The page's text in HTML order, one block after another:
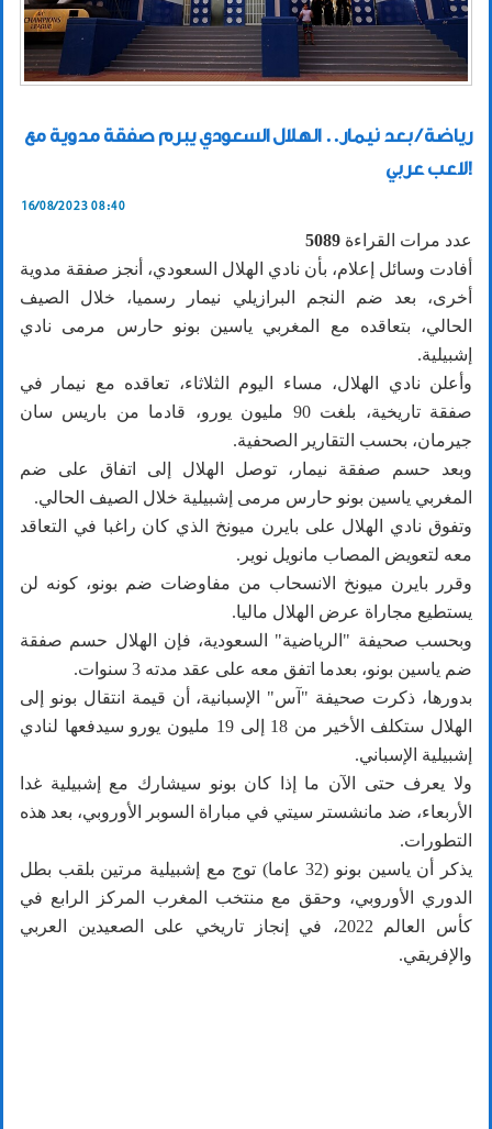
رياضة / بعد نيمار.. الهلال السعودي يبرم صفقة مدوية مع
لاعب عربي!
16/08/2023 08:40
عدد مرات القراءة 5089
أفادت وسائل إعلام، بأن نادي الهلال السعودي، أنجز صفقة مدوية
أخرى، بعد ضم النجم البرازيلي نيمار رسميا، خلال الصيف
الحالي، بتعاقده مع المغربي ياسين بونو حارس مرمى نادي
إشبيلية.
وأعلن نادي الهلال، مساء اليوم الثلاثاء، تعاقده مع نيمار في
صفقة تاريخية، بلغت 90 مليون يورو، قادما من باريس سان
جيرمان، بحسب التقارير الصحفية.
وبعد حسم صفقة نيمار، توصل الهلال إلى اتفاق على ضم
المغربي ياسين بونو حارس مرمى إشبيلية خلال الصيف الحالي.
وتفوق نادي الهلال على بايرن ميونخ الذي كان راغبا في التعاقد
معه لتعويض المصاب مانويل نوير.
وقرر بايرن ميونخ الانسحاب من مفاوضات ضم بونو، كونه لن
يستطيع مجاراة عرض الهلال ماليا.
وبحسب صحيفة "الرياضية" السعودية، فإن الهلال حسم صفقة
ضم ياسين بونو، بعدما اتفق معه على عقد مدته 3 سنوات.
بدورها، ذكرت صحيفة "آس" الإسبانية، أن قيمة انتقال بونو إلى
الهلال ستكلف الأخير من 18 إلى 19 مليون يورو سيدفعها لنادي
إشبيلية الإسباني.
ولا يعرف حتى الآن ما إذا كان بونو سيشارك مع إشبيلية غدا
الأربعاء، ضد مانشستر سيتي في مباراة السوبر الأوروبي، بعد هذه
التطورات.
يذكر أن ياسين بونو (32 عاما) توج مع إشبيلية مرتين بلقب بطل
الدوري الأوروبي، وحقق مع منتخب المغرب المركز الرابع في
كأس العالم 2022، في إنجاز تاريخي على الصعيدين العربي
والإفريقي.